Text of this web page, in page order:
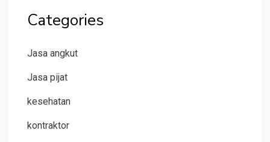
Categories
Jasa angkut
Jasa pijat
kesehatan
kontraktor